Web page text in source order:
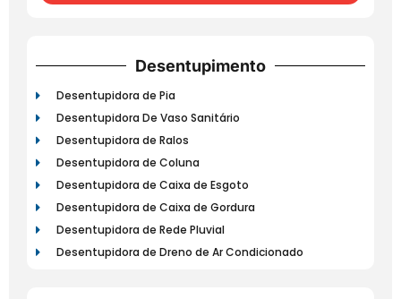
Desentupimento
Desentupidora de Pia
Desentupidora De Vaso Sanitário
Desentupidora de Ralos
Desentupidora de Coluna
Desentupidora de Caixa de Esgoto
Desentupidora de Caixa de Gordura
Desentupidora de Rede Pluvial
Desentupidora de Dreno de Ar Condicionado